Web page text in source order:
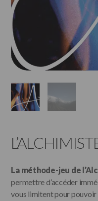
La méthode-jeu de
permettre d’accéder
vous limitent pour pouvoir